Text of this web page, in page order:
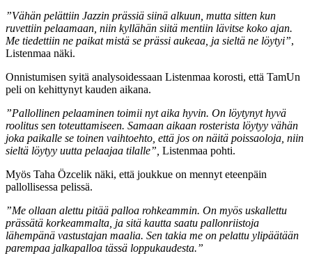
”Vähän pelättiin Jazzin prässiä siinä alkuun, mutta sitten kun
ruvettiin pelaamaan, niin kyllähän siitä mentiin lävitse koko ajan.
Me tiedettiin ne paikat mistä se prässi aukeaa, ja sieltä ne löytyi”,
Listenmaa näki.
Onnistumisen syitä analysoidessaan Listenmaa korosti, että TamUn
peli on kehittynyt kauden aikana.
”Pallollinen pelaaminen toimii nyt aika hyvin. On löytynyt hyvä
roolitus sen toteuttamiseen. Samaan aikaan rosterista löytyy vähän
joka paikalle se toinen vaihtoehto, että jos on näitä poissaoloja, niin
sieltä löytyy uutta pelaajaa tilalle”, Listenmaa pohti.
Myös Taha Özcelik näki, että joukkue on mennyt eteenpäin
pallollisessa pelissä.
”Me ollaan alettu pitää palloa rohkeammin. On myös uskallettu
prässätä korkeammalta, ja sitä kautta saatu pallonriistoja
lähempänä vastustajan maalia. Sen takia me on pelattu ylipäätään
parempaa jalkapalloa tässä loppukaudesta.”